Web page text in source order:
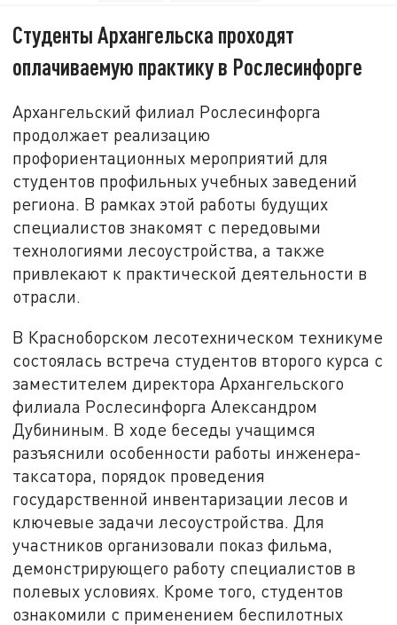
Студенты Архангельска проходят
оплачиваемую практику в Рослесинфорге
Архангельский филиал Рослесинфорга
продолжает реализацию
профориентационных мероприятий для
студентов профильных учебных заведений
региона. В рамках этой работы будущих
специалистов знакомят с передовыми
технологиями лесоустройства, а также
привлекают к практической деятельности в
отрасли.
В Красноборском лесотехническом техникуме
состоялась встреча студентов второго курса с
заместителем директора Архангельского
филиала Рослесинфорга Александром
Дубининым. В ходе беседы учащимся
разъяснили особенности работы инженера-
таксатора, порядок проведения
государственной инвентаризации лесов и
ключевые задачи лесоустройства. Для
участников организовали показ фильма,
демонстрирующего работу специалистов в
полевых условиях. Кроме того, студентов
ознакомили с применением беспилотных